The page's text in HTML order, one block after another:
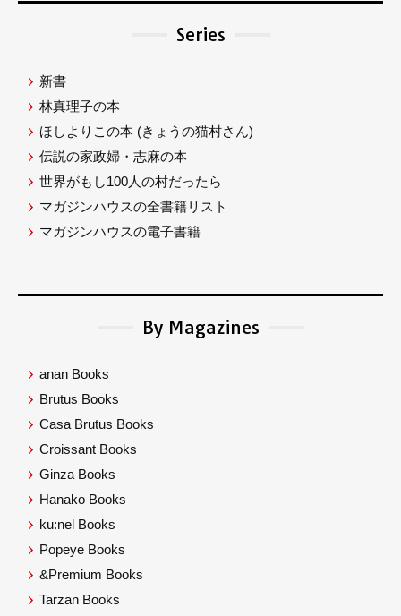
Series
新書
林真理子の本
ほしよりこの本 (きょうの猫村さん)
伝説の家政婦・志麻の本
世界がもし100人の村だったら
マガジンハウスの全書籍リスト
マガジンハウスの電子書籍
By Magazines
anan Books
Brutus Books
Casa Brutus Books
Croissant Books
Ginza Books
Hanako Books
ku:nel Books
Popeye Books
&Premium Books
Tarzan Books